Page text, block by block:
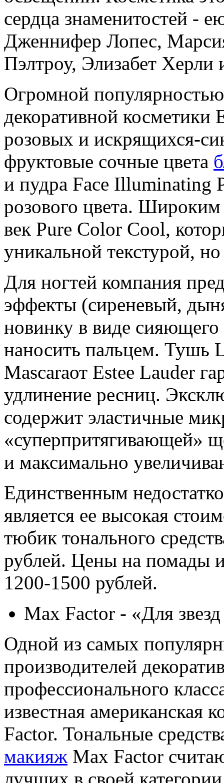
сердца знаменитостей -
Дженнифер Лопес,
Пэлтроу, Элизабет Херли
Огромной
декоративной косметики
розовых и искрящихся-
фруктовые сочные цвета
и пудра Face Illuminating
розового цвета.
век Pure Color Cool,
уникальной текстурой,
Для ногтей компания
эффекты (сиреневый,
новинку в виде
наносить пальцем. Тушь
Mascaraот Estee Lauder
удлинение ресниц.
содержит эластичные
«суперпритягивающей»
и максимально
Единственным
является ее высокая
тюбик тонального
рублей. Цены на помады
1200-1500 рублей.
Max Factor - «Для
Одной из самых
производителей
профессионального
известная американская
Factor. Тональные
макияж Max Factor
лучших в своей